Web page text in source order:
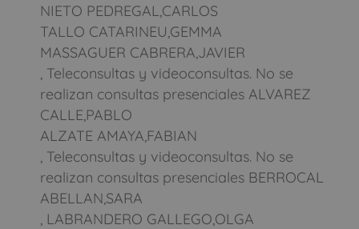
NIETO PEDREGAL,CARLOS
TALLO CATARINEU,GEMMA
MASSAGUER CABRERA,JAVIER
, Teleconsultas y videoconsultas. No se
realizan consultas presenciales ALVAREZ
CALLE,PABLO
ALZATE AMAYA,FABIAN
, Teleconsultas y videoconsultas. No se
realizan consultas presenciales BERROCAL
ABELLAN,SARA
, LABRANDERO GALLEGO,OLGA